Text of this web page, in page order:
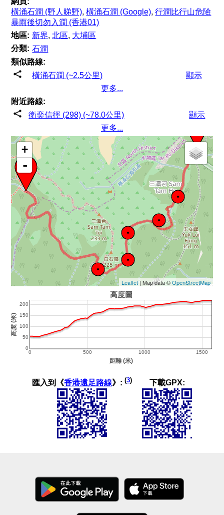
橫涌石澗 (野人睇野),橫涌石澗 (Google),行澗比行山危險
暴雨後切勿入澗 (香港01)
地區: 新界,北區, 大埔區
分類: 石澗
類似路線:
橫涌石澗 (~2.5公里)
顯示
更多...
附近路線:
衛奕信徑 (298) (~78.0公里)
顯示
更多...
+
-
Leaflet| Map data ©OpenStreetMap
匯入到《香港遠足路線》: (3) 下載GPX: